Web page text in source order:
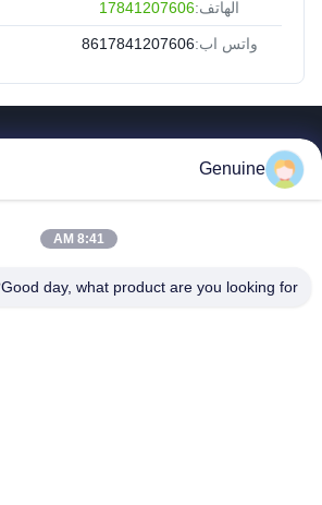
الهاتف:17841207606
واتس اب:8617841207606
حول بنا
ضبط الجودة
Genuine
8:41 AM
Good day, what product are you looking for?